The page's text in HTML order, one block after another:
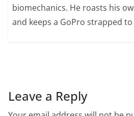
biomechanics. He roasts his
and keeps a GoPro strapped
Leave a Reply